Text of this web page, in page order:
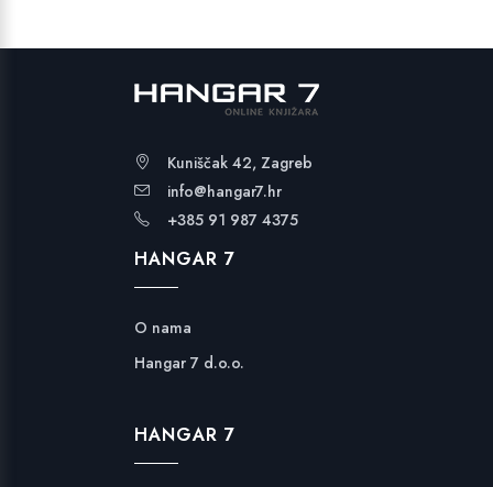
Kuniščak 42, Zagreb
info@hangar7.hr
+385 91 987 4375
HANGAR 7
O nama
Hangar 7 d.o.o.
HANGAR 7